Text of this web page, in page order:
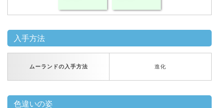
入手方法
ムーランドの入手方法 進化
色違いの姿